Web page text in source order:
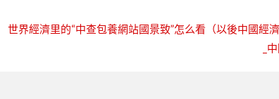
世界經濟里的“中查包養網站國景致”怎么看（以後中國經濟
_